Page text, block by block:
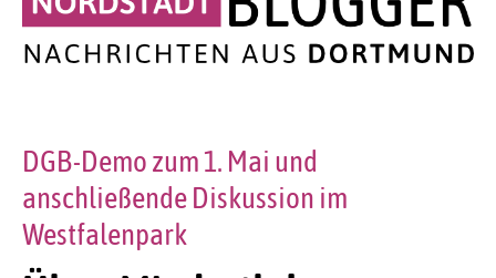
DGB-Demo zum 1. Mai und
anschließende Diskussion im
Westfalenpark